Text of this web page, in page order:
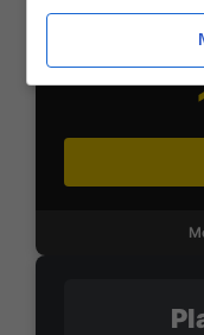
Bonus